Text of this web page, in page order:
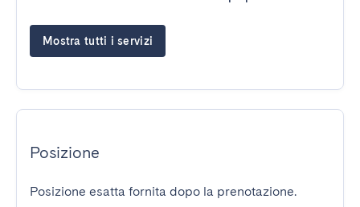
Mostra tutti i servizi
Posizione
Posizione esatta fornita dopo la prenotazione.